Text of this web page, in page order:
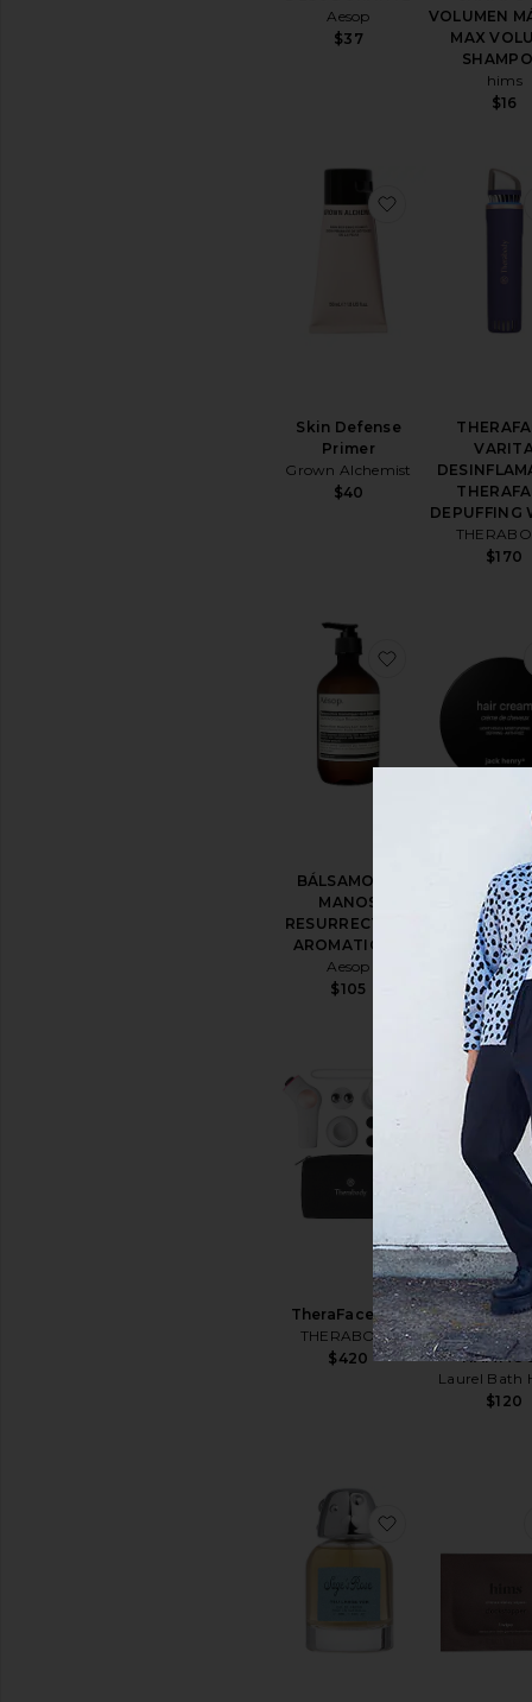
Aesop
$37
VOLUMEN
MAX
hims
$16
Skin Defense
Primer
Grown Alchemist
$40
favoritoSkin
DEPUFFING
$170
BÁLSAMO DE
MANOS
RESURRECTION
AROMATIQUE
Aesop
$105
CREMA
PELO HAIR
Jack
$28
TheraFace Pro
THERABODY
$420
AGUA DE
Laurel Bath
$120
MÁS
favoritoAGUA